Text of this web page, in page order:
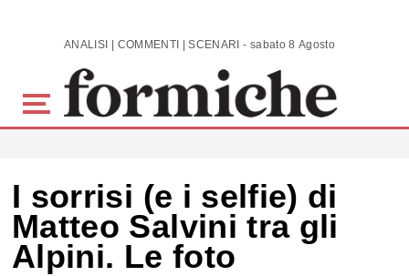
Skip to main content ANALISI | COMMENTI | SCENARI - sabato 8 Agosto 2026
I sorrisi (e i selfie) di
Matteo Salvini tra gli
Alpini. Le foto